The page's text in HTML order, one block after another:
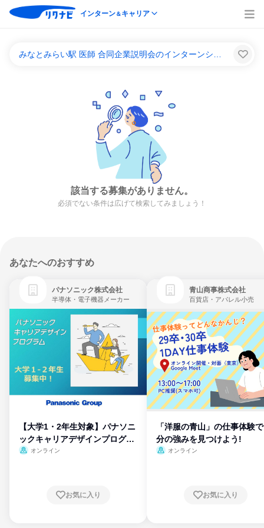
インターン＆キャリア
該当する募集がありません。
必須でない条件は広げて検索してみましょう！
あなたへのおすすめ
パナソニック株式会社
半導体・電子機器メーカー
【大学1・2年生対象】パナソニ
ックキャリアデザインプログラ
ム
オンライン
お気に入り
青山商事株式会社
百貨店・アパレル小売
「洋服の青山」の仕事体験
分の強みを見つけよう!
オンライン
お気に入り